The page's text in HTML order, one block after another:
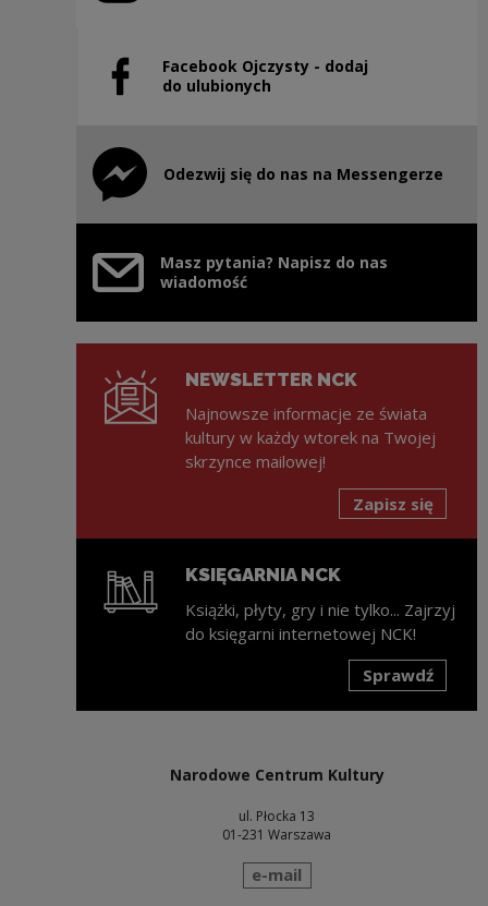
Facebook Ojczysty - dodaj
do ulubionych
Uwaga, link zostanie otwarty w nowym oknie
Odezwij się do nas na Messengerze
Uwaga, link zostanie otwarty w nowym oknie
Masz pytania? Napisz do nas
wiadomość
NEWSLETTER NCK
Najnowsze informacje ze świata
kultury w każdy wtorek na Twojej
skrzynce mailowej!
Zapisz się
KSIĘGARNIA NCK
Książki, płyty, gry i nie tylko... Zajrzyj
do księgarni internetowej NCK!
Sprawdź
Narodowe Centrum Kultury
ul. Płocka 13
01-231 Warszawa
wyślij wiadomość
e-mail